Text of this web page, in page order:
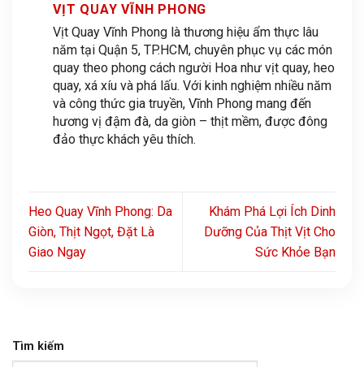
VỊT QUAY VĨNH PHONG
Vịt Quay Vĩnh Phong là thương hiệu ẩm thực lâu
năm tại Quận 5, TP.HCM, chuyên phục vụ các món
quay theo phong cách người Hoa như vịt quay, heo
quay, xá xíu và phá lấu. Với kinh nghiệm nhiều năm
và công thức gia truyền, Vĩnh Phong mang đến
hương vị đậm đà, da giòn – thịt mềm, được đông
đảo thực khách yêu thích.
Heo Quay Vĩnh Phong: Da
Giòn, Thịt Ngọt, Đặt Là
Giao Ngay
Khám Phá Lợi Ích Dinh
Dưỡng Của Thịt Vịt Cho
Sức Khỏe Bạn
Tìm kiếm